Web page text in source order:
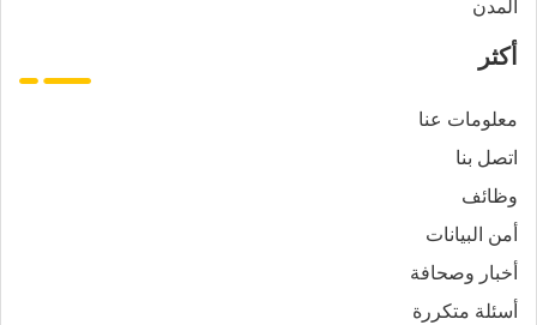
المدن
أكثر
معلومات عنا
اتصل بنا
وظائف
أمن البيانات
أخبار وصحافة
أسئلة متكررة